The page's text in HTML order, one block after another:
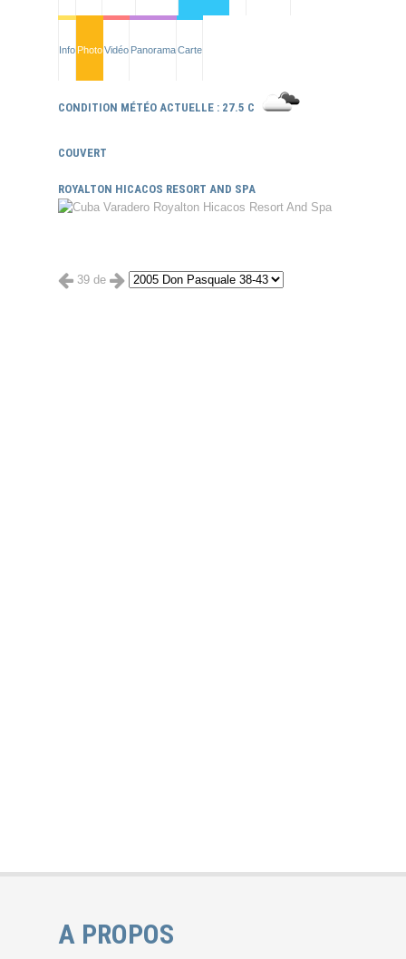
Info PhotoVidéo PanoramaCarte
CONDITION MÉTÉO ACTUELLE : 27.5 C
COUVERT
ROYALTON HICACOS RESORT AND SPA
39 de
A PROPOS